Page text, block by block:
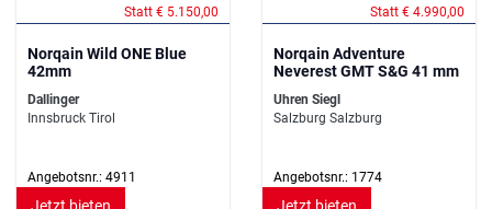
Statt € 5.150,00
Norqain Wild ONE Blue
42mm
Dallinger
Innsbruck Tirol
Angebotsnr.: 4911
Statt € 4.990,00
Norqain Adventure
Neverest GMT S&G 41 mm
Uhren Siegl
Salzburg Salzburg
Angebotsnr.: 1774